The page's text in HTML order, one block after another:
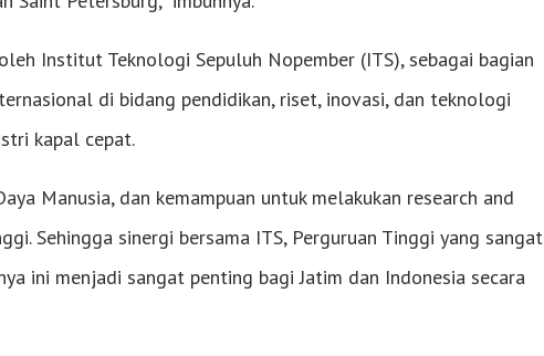
Institut Teknologi Sepuluh Nopember (ITS), sebagai bagian
di bidang pendidikan, riset, inovasi, dan teknologi
kapal cepat.
Manusia, dan kemampuan untuk melakukan research and
Sehingga sinergi bersama ITS, Perguruan Tinggi yang sangat
ini menjadi sangat penting bagi Jatim dan Indonesia secara